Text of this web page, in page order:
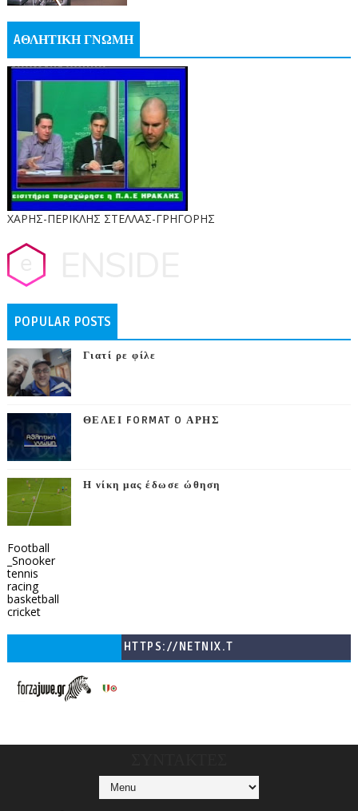
AΘΛΗΤΙΚΗ ΓΝΩΜΗ
ΧΑΡΗΣ-ΠΕΡΙΚΛΗΣ ΣΤΕΛΛΑΣ-ΓΡΗΓΟΡΗΣ
POPULAR POSTS
Γιατί ρε φίλε
ΘΕΛΕΙ FORMAT O ΑΡΗΣ
Η νίκη μας έδωσε ώθηση
Football
_Snooker
tennis
racing
basketball
cricket
HTTPS://NETNIX.T